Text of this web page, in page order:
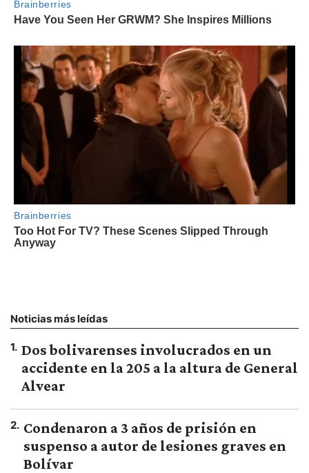
Noticias más leídas
1. Dos bolivarenses involucrados en un
accidente en la 205 a la altura de General
Alvear
2. Condenaron a 3 años de prisión en
suspenso a autor de lesiones graves en
Bolívar